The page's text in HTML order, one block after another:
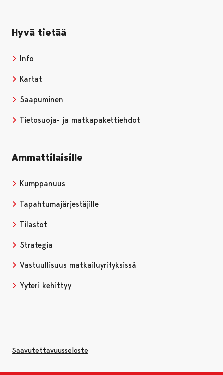
Hyvä tietää
Info
Kartat
Saapuminen
Tietosuoja- ja matkapakettiehdot
Ammattilaisille
Kumppanuus
Tapahtumajärjestäjille
Tilastot
Strategia
Vastuullisuus matkailuyrityksissä
Yyteri kehittyy
Saavutettavuusseloste